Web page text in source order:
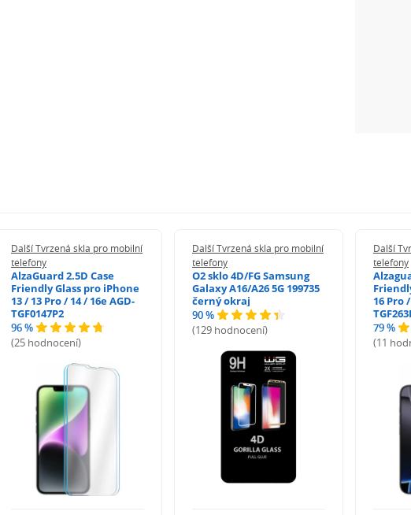
Další Tvrzená skla pro mobilní
telefony
AlzaGuard 2.5D Case
Friendly Glass pro iPhone
13 / 13 Pro / 14 / 16e AGD-
TGF0147P2
96 %
(25 hodnocení)
Další Tvrzená skla pro mobilní
telefony
O2 sklo 4D/FG Samsung
Galaxy A16/A26 5G 199735
černý okraj
90 %
(129 hodnocení)
Další
telefony
16 Pro
79 %
(11